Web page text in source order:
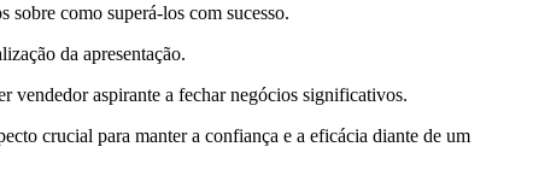
sobre como superá-los com sucesso.
da apresentação.
vendedor aspirante a fechar negócios significativos.
crucial para manter a confiança e a eficácia diante de um